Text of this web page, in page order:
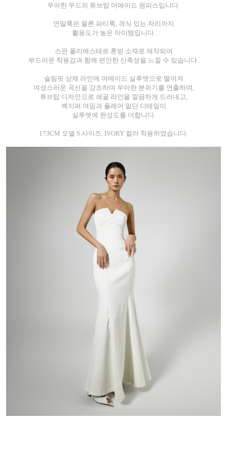
우아한 무드의 튜브탑 머메이드 원피스입니다.
연말룩은 물론 파티룩, 격식 있는 자리까지
활용도가 높은 아이템입니다.
스판 폴리에스테르 혼방 소재로 제작되어
부드러운 착용감과 함께 편안한 신축성을 느낄 수 있습니다.
슬림핏 상체 라인에 머메이드 실루엣으로 떨어져
여성스러운 곡선을 강조하며 우아한 분위기를 연출하며,
튜브탑 디자인으로 쇄골 라인을 깔끔하게 드러내고,
백지퍼 여밈과 플레어 밑단 디테일이
실루엣에 완성도를 더합니다.
173CM 모델 S 사이즈, IVORY 컬러 착용하였습니다.